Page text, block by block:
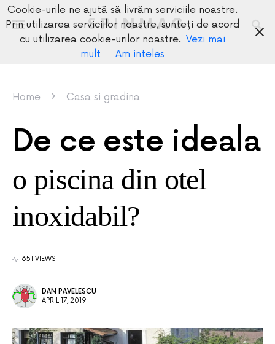
SPINMAG
Home Casa si gradina
De ce este ideala
o piscina din otel
inoxidabil?
651 VIEWS
DAN PAVELESCU
APRIL 17, 2019
Cookie-urile ne ajută să livrăm serviciile noastre.
Prin utilizarea serviciilor noastre, sunteți de acord
cu utilizarea cookie-urilor noastre. Vezi mai
mult
Am inteles